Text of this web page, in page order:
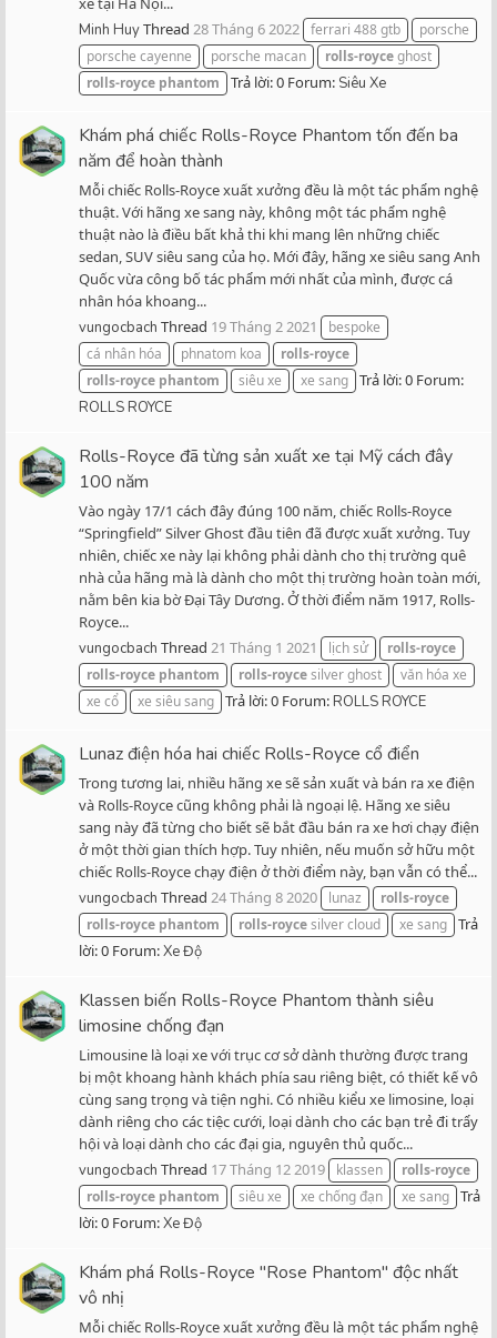
Minh HuyThread 28 Tháng 6 2022 ferrari 488 gtb
porsche
porsche cayenne
porsche macan rolls-royceghost
rolls-royce phantom Trả lời: 0 Forum: Siêu Xe
Khám phá chiếc Rolls-Royce Phantom tốn đến ba
năm để hoàn thành
Mỗi chiếc Rolls-Royce xuất xưởng đều là một tác phẩm nghệ
thuật. Với hãng xe sang này, không một tác phẩm nghệ
thuật nào là điều bất khả thi khi mang lên những chiếc
sedan, SUV siêu sang của họ. Mới đây, hãng xe siêu sang Anh
Quốc vừa công bố tác phẩm mới nhất của mình, được cá
nhân hóa khoang...
vungocbach Thread 19 Tháng 2 2021
bespoke
cá nhân hóa
phnatom koa
rolls-royce
rolls-royce phantom siêu xe xe sang Trả lời: 0 Forum:
ROLLS ROYCE
Rolls-Royce đã từng sản xuất xe tại Mỹ cách đây
100 năm
Vào ngày 17/1 cách đây đúng 100 năm, chiếc Rolls-Royce
“Springfield” Silver Ghost đầu tiên đã được xuất xưởng. Tuy
nhiên, chiếc xe này lại không phải dành cho thị trường quê
nhà của hãng mà là dành cho một thị trường hoàn toàn mới,
nằm bên kia bờ Đại Tây Dương. Ở thời điểm năm 1917, Rolls-
Royce...
vungocbach Thread 21 Tháng 1 2021 lịch sử
rolls-royce
rolls-royce phantom rolls-roycesilver ghost
văn hóa xe
xe cổ
xe siêu sang Trả lời: 0 Forum:ROLLS ROYCE
Lunaz điện hóa hai chiếc Rolls-Royce cổ điển
Trong tương lai, nhiều hãng xe sẽ sản xuất và bán ra xe điện
và Rolls-Royce cũng không phải là ngoại lệ. Hãng xe siêu
sang này đã từng cho biết sẽ bắt đầu bán ra xe hơi chạy điện
ở một thời gian thích hợp. Tuy nhiên, nếu muốn sở hữu một
chiếc Rolls-Royce chạy điện ở thời điểm này, bạn vẫn có thể...
vungocbach Thread 24 Tháng 8 2020 lunaz
rolls-royce
rolls-royce phantom rolls-roycesilver cloud xe sang Trả
lời: 0 Forum:Xe Độ
Klassen biến Rolls-Royce Phantom thành siêu
limosine chống đạn
Limousine là loại xe với trục cơ sở dành thường được trang
bị một khoang hành khách phía sau riêng biệt, có thiết kế vô
cùng sang trọng và tiện nghi. Có nhiều kiểu xe limosine, loại
dành riêng cho các tiệc cưới, loại dành cho các bạn trẻ đi trẩy
hội và loại dành cho các đại gia, nguyên thủ quốc...
vungocbach Thread 17 Tháng 12 2019 klassen
rolls-royce
rolls-royce phantom siêu xe xe chống đạn xe sang Trả
lời: 0 Forum:Xe Độ
Khám phá Rolls-Royce "Rose Phantom" độc nhất
vô nhị
Mỗi chiếc Rolls-Royce xuất xưởng đều là một tác phẩm nghệ